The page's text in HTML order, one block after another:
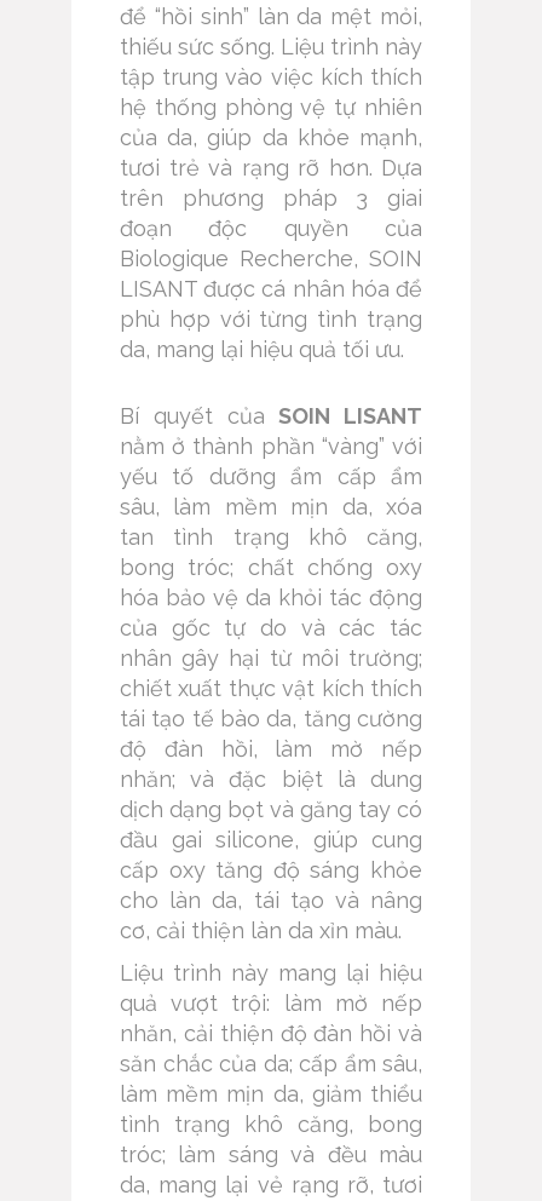
để “hồi sinh” làn da mệt mỏi,
thiếu sức sống. Liệu trình này
tập trung vào việc kích thích
hệ thống phòng vệ tự nhiên
của da, giúp da khỏe mạnh,
tươi trẻ và rạng rỡ hơn. Dựa
trên phương pháp 3 giai
đoạn độc quyền của
Biologique Recherche, SOIN
LISANT được cá nhân hóa để
phù hợp với từng tình trạng
da, mang lại hiệu quả tối ưu.
Bí quyết củaSOIN LISANT
nằm ở thành phần “vàng” với
yếu tố dưỡng ẩm cấp ẩm
sâu, làm mềm mịn da, xóa
tan tình trạng khô căng,
bong tróc; chất chống oxy
hóa bảo vệ da khỏi tác động
của gốc tự do và các tác
nhân gây hại từ môi trường;
chiết xuất thực vật kích thích
tái tạo tế bào da, tăng cường
độ đàn hồi, làm mờ nếp
nhăn; và đặc biệt là dung
dịch dạng bọt và găng tay có
đầu gai silicone, giúp cung
cấp oxy tăng độ sáng khỏe
cho làn da, tái tạo và nâng
cơ, cải thiện làn da xỉn màu.
Liệu trình này mang lại hiệu
quả vượt trội: làm mờ nếp
nhăn, cải thiện độ đàn hồi và
săn chắc của da; cấp ẩm sâu,
làm mềm mịn da, giảm thiểu
tình trạng khô căng, bong
tróc; làm sáng và đều màu
da, mang lại vẻ rạng rỡ, tươi